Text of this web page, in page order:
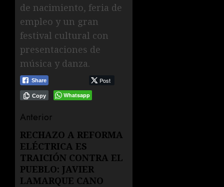
de nacimiento, feria de
empleo y un gran
festival cultural con
presentaciones de
música y danza.
Share Post
Whatsapp
Copy
Navegación
de
entradas
Anterior
Entrada
anterior:
RECHAZO A REFORMA
ELÉCTRICA ES
TRAICIÓN CONTRA EL
PUEBLO: JAVIER
LAMARQUE CANO